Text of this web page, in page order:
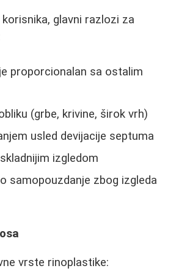
glavni razlozi za
proporcionalan sa ostalim
(grbe, krivine, širok vrh)
usled devijacije septuma
izgledom
samopouzdanje zbog izgleda
vrste rinoplastike: